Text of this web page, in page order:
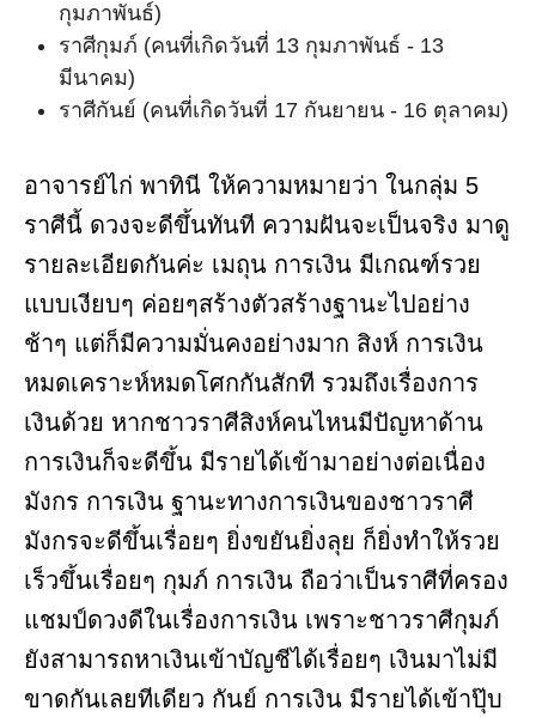
กุมภาพันธ์)
ราศีกุมภ์ (คนที่เกิดวันที่ 13 กุมภาพันธ์ - 13
มีนาคม)
ราศีกันย์ (คนที่เกิดวันที่ 17 กันยายน - 16 ตุลาคม)
อาจารย์ไก่ พาทินี ให้ความหมายว่า ในกลุ่ม 5
ราศีนี้ ดวงจะดีขึ้นทันที ความฝันจะเป็นจริง มาดู
รายละเอียดกันค่ะ เมถุน การเงิน มีเกณฑ์รวย
แบบเงียบๆ ค่อยๆสร้างตัวสร้างฐานะไปอย่าง
ช้าๆ แต่ก็มีความมั่นคงอย่างมาก สิงห์ การเงิน
หมดเคราะห์หมดโศกกันสักที รวมถึงเรื่องการ
เงินด้วย หากชาวราศีสิงห์คนไหนมีปัญหาด้าน
การเงินก็จะดีขึ้น มีรายได้เข้ามาอย่างต่อเนื่อง
มังกร การเงิน ฐานะทางการเงินของชาวราศี
มังกรจะดีขึ้นเรื่อยๆ ยิ่งขยันยิ่งลุย ก็ยิ่งทำให้รวย
เร็วขึ้นเรื่อยๆ กุมภ์ การเงิน ถือว่าเป็นราศีที่ครอง
แชมป์ดวงดีในเรื่องการเงิน เพราะชาวราศีกุมภ์
ยังสามารถหาเงินเข้าบัญชีได้เรื่อยๆ เงินมาไม่มี
ขาดกันเลยทีเดียว กันย์ การเงิน มีรายได้เข้าปุ๊บ